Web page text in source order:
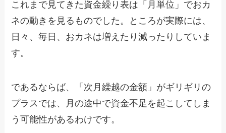
これまで見てきた資金繰り表は「月単位」でおカ
ネの動きを見るものでした。ところが実際には、
日々、毎日、おカネは増えたり減ったりしていま
す。
であるならば、「次月繰越の金額」がギリギリの
プラスでは、月の途中で資金不足を起こしてしま
う可能性があるわけです。